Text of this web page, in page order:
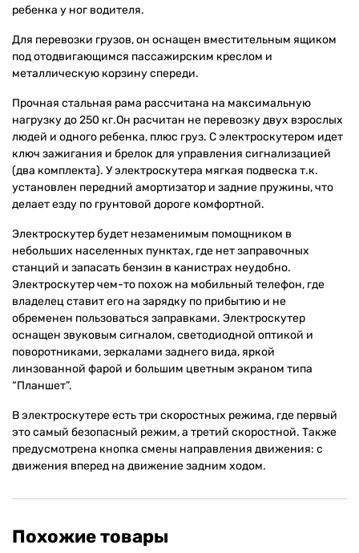
ребенка у ног водителя.
Для перевозки грузов, он оснащен вместительным ящиком
под отодвигающимся пассажирским креслом и
металлическую корзину спереди.
Прочная стальная рама рассчитана на максимальную
нагрузку до 250 кг.Он расчитан не перевозку двух взрослых
людей и одного ребенка, плюс груз. С электроскутером идет
ключ зажигания и брелок для управления сигнализацией
(два комплекта). У электроскутера мягкая подвеска т.к.
установлен передний амортизатор и задние пружины, что
делает езду по грунтовой дороге комфортной.
Электроскутер будет незаменимым помощником в
небольших населенных пунктах, где нет заправочных
станций и запасать бензин в канистрах неудобно.
Электроскутер чем-то похож на мобильный телефон, где
владелец ставит его на зарядку по прибытию и не
обременен пользоваться заправками. Электроскутер
оснащен звуковым сигналом, светодиодной оптикой и
поворотниками, зеркалами заднего вида, яркой
линзованной фарой и большим цветным экраном типа
“Планшет”.
В электроскутере есть три скоростных режима, где первый
это самый безопасный режим, а третий скоростной. Также
предусмотрена кнопка смены направления движения: с
движения вперед на движение задним ходом.
Похожие товары